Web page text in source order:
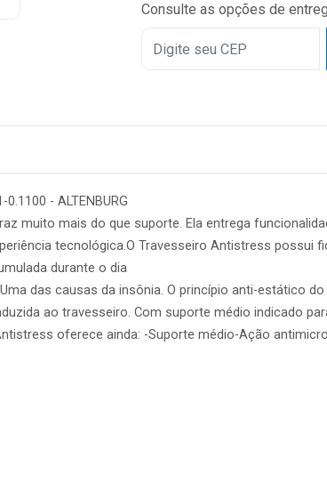
Consulte as opções de
- ALTENBURG
muito mais do que suporte. Ela entrega
tecnológica.O Travesseiro Antistress possui
durante o dia
das causas da insônia. O princípio anti-estático
ao travesseiro. Com suporte médio indicado
oferece ainda: -Suporte médio-Ação